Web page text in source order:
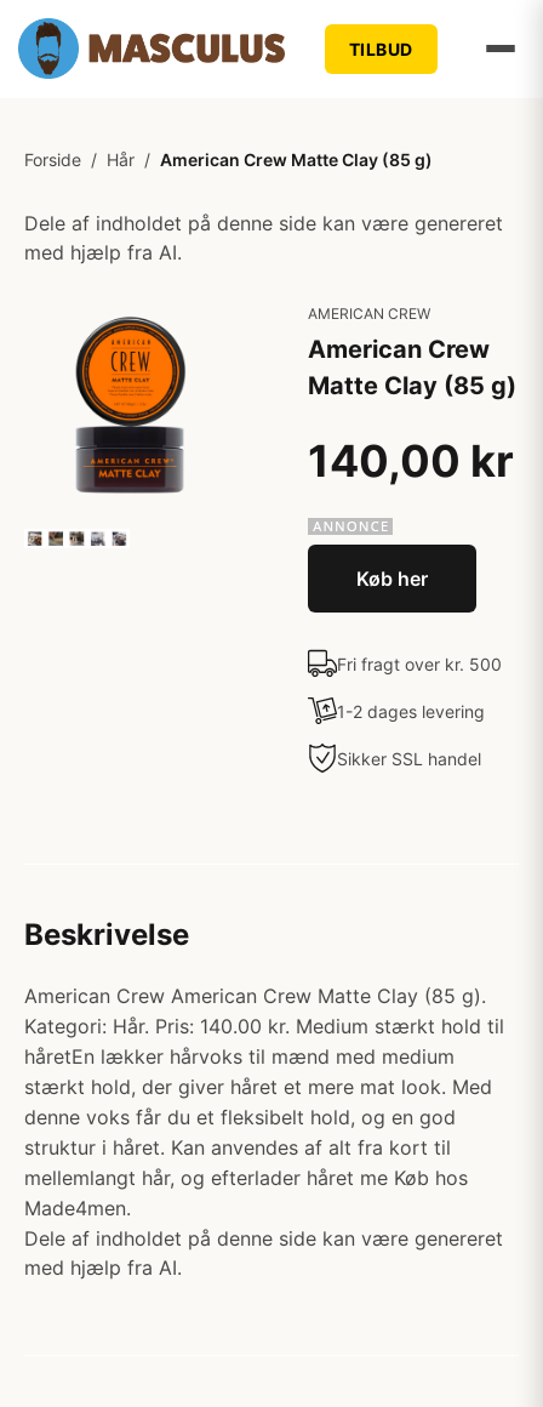
TILBUD
Forside / Hår / American Crew Matte Clay (85 g)
Dele af indholdet på denne side kan være genereret
med hjælp fra AI.
AMERICAN CREW
American Crew
Matte Clay (85 g)
140,00 kr
Køb her
Fri fragt over kr. 500
1-2 dages levering
Sikker SSL handel
Beskrivelse
American Crew American Crew Matte Clay (85 g).
Kategori: Hår. Pris: 140.00 kr. Medium stærkt hold til
håretEn lækker hårvoks til mænd med medium
stærkt hold, der giver håret et mere mat look. Med
denne voks får du et fleksibelt hold, og en god
struktur i håret. Kan anvendes af alt fra kort til
mellemlangt hår, og efterlader håret me Køb hos
Made4men.
Dele af indholdet på denne side kan være genereret
med hjælp fra AI.